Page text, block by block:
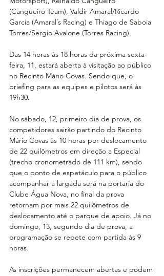
(Cangueiro Team), Valdir Amaral/Ricardo
Garcia (Amaral´s Racing) e Thiago de Saboia
Torres/Sergio Avalone (Torres Racing).
Das 14 horas às 18 horas da próxima sexta-
feira, 11, estará aberta à visitação ao público
no Recinto Mário Covas. Sendo que, o
briefing para as equipes e pilotos será às
19h30.
No sábado, 12, primeiro dia de prova, os
competidores sairão partindo do Recinto
Mário Covas às 10 horas por deslocamento
de 22 quilômetros em direção a Especial
(trecho cronometrado de 111 km), sendo
que o ponto de espetáculo para o público
acompanhar a largada será na portaria do
Clube Água Nova, no final da prova
retornam por mais 22 quilômetros de
deslocamento até o parque de apoio. Já no
domingo, 13, segundo dia de prova, a
programação se repete com partida às 9
horas.
As inscrições permanecem abertas e podem